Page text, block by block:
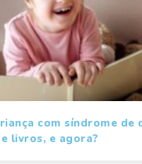
com síndrome de
livros, e agora?